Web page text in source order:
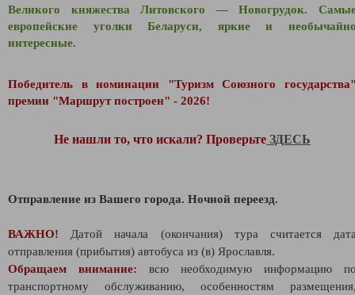
Великого княжества Литовского —Новогрудок.
европейские уголки Беларуси, яркие и
интересные.
Победитель в номинации "Туризм Союзного
премии "Маршрут построен" - 2026!
Не нашли то, что искали? Проверьте ЗДЕСЬ
Отправление из Вашего города. Ночной переезд.
ВАЖНО! Датой начала (окончания) тура считается
отправления (прибытия) автобуса из (в) Ярославля.
Обращаем внимание: всю необходимую информацию
транспортному обслуживанию, особенностям